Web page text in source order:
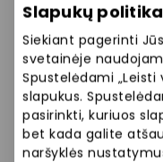
Slapukų politika
Siekiant pagerinti
svetainėje
Spustelėdami
slapukus.
pasirinkti, kuriuos
bet kada galite
naršyklės
Nemokamas
atliekamas
akiniams galioja
korekcinių akinių
gaminant akinius.
vienkartinės,
galiojančiomis